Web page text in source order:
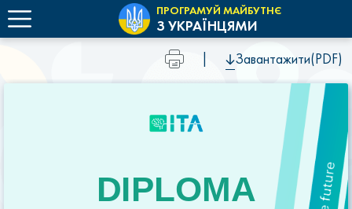
ПРОГРАМУЙ МАЙБУТНЄ
З УКРАЇНЦЯМИ
|
Завантажити(PDF)
DIPLOMA